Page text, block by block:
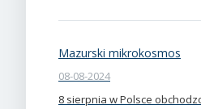
Mazurski mikrokosmos
08-08-2024
8 sierpnia w Polsce